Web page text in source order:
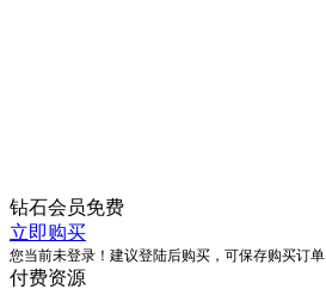
钻石会员免费
立即购买
您当前未登录！建议登陆后购买，可保存购买订单
付费资源